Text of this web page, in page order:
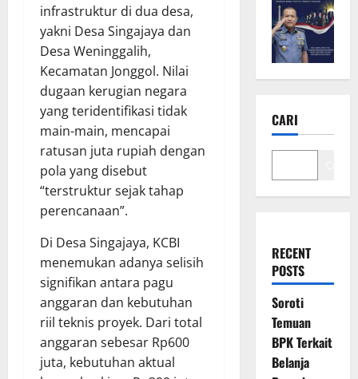
infrastruktur di dua desa,
yakni Desa Singajaya dan
Desa Weninggalih,
Kecamatan Jonggol. Nilai
dugaan kerugian negara
yang teridentifikasi tidak
main-main, mencapai
ratusan juta rupiah dengan
pola yang disebut
“terstruktur sejak tahap
perencanaan”.
Di Desa Singajaya, KCBI
menemukan adanya selisih
signifikan antara pagu
anggaran dan kebutuhan
riil teknis proyek. Dari total
anggaran sebesar Rp600
juta, kebutuhan aktual
CARI
RECENT
POSTS
Soroti
Temuan
BPK Terkait
Belanja